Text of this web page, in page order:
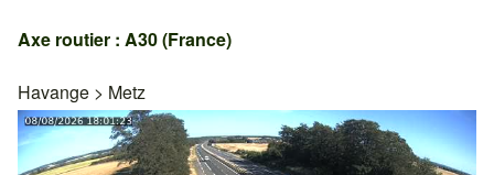
Axe routier : A30 (France)
Havange > Metz